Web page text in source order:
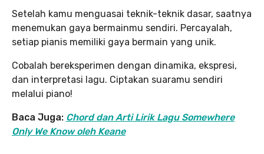
Setelah kamu menguasai teknik-teknik dasar, saatnya
menemukan gaya bermainmu sendiri. Percayalah,
setiap pianis memiliki gaya bermain yang unik.
Cobalah bereksperimen dengan dinamika, ekspresi,
dan interpretasi lagu. Ciptakan suaramu sendiri
melalui piano!
Baca Juga: Chord dan Arti Lirik Lagu Somewhere
Only We Know oleh Keane